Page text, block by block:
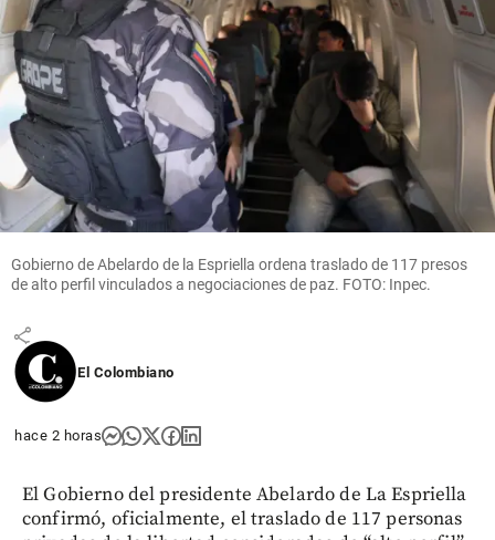
Entretenimiento
¡Está muy
cambiada!
Epa Colombia
redes y
parece otra
share
Gobierno de Abelardo de la Espriella ordena traslado de 117 presos
de alto perfil vinculados a negociaciones de paz. FOTO: Inpec.
El Colombiano
hace 2 horas
El Gobierno del presidente Abelardo de La Espriella
confirmó, oficialmente, el traslado de 117 personas